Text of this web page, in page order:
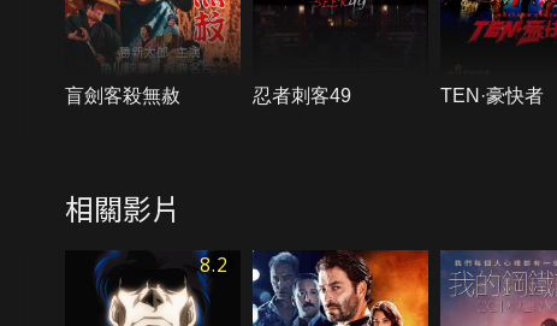
盲劍客殺無赦 忍者刺客49 TEN·豪快者
相關影片
8.2